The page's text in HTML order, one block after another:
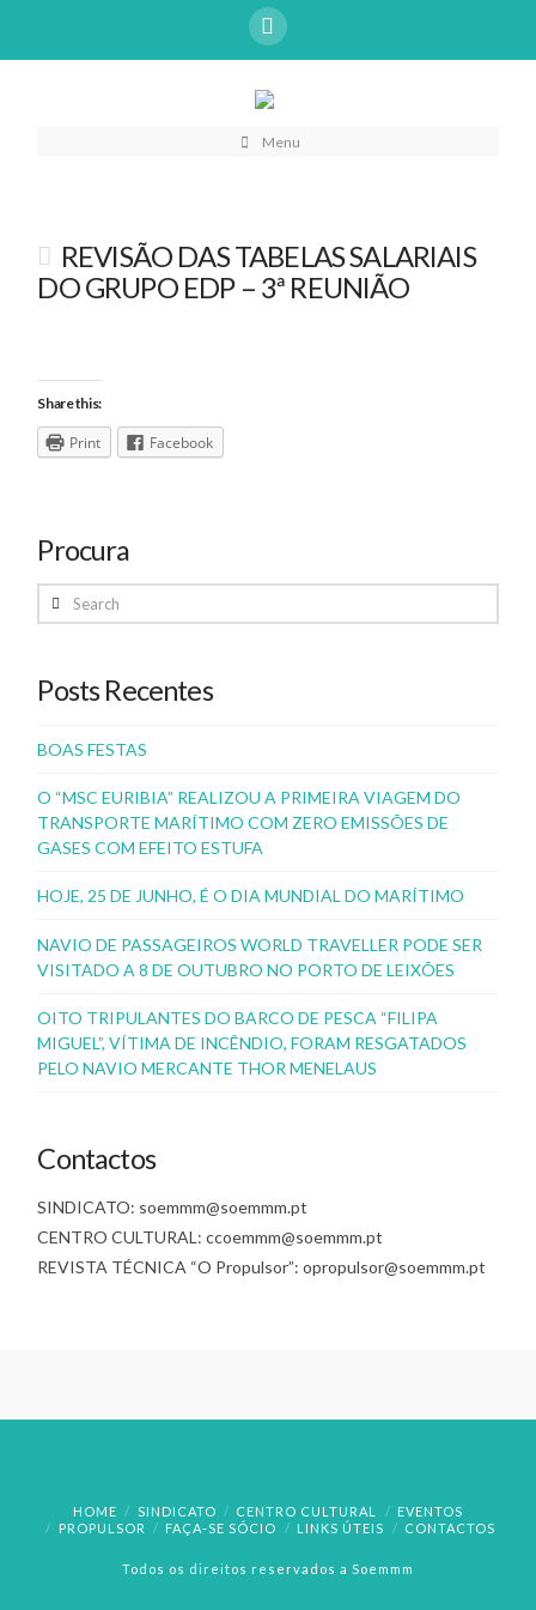
Menu
REVISÃO DAS TABELAS SALARIAIS
DO GRUPO EDP – 3ª REUNIÃO
Share this:
Print Facebook
Procura
Search
Posts Recentes
BOAS FESTAS
O “MSC EURIBIA” REALIZOU A PRIMEIRA VIAGEM DO
TRANSPORTE MARÍTIMO COM ZERO EMISSÕES DE
GASES COM EFEITO ESTUFA
HOJE, 25 DE JUNHO, É O DIA MUNDIAL DO MARÍTIMO
NAVIO DE PASSAGEIROS WORLD TRAVELLER PODE SER
VISITADO A 8 DE OUTUBRO NO PORTO DE LEIXÕES
OITO TRIPULANTES DO BARCO DE PESCA “FILIPA
MIGUEL”, VÍTIMA DE INCÊNDIO, FORAM RESGATADOS
PELO NAVIO MERCANTE THOR MENELAUS
Contactos
SINDICATO: soemmm@soemmm.pt
CENTRO CULTURAL: ccoemmm@soemmm.pt
REVISTA TÉCNICA “O Propulsor”: opropulsor@soemmm.pt
HOME SINDICATO CENTRO CULTURAL
EVENTOS
PROPULSOR
FAÇA-SE SÓCIO LINKS ÚTEIS CONTACTOS
Todos os direitos reservados a Soemmm